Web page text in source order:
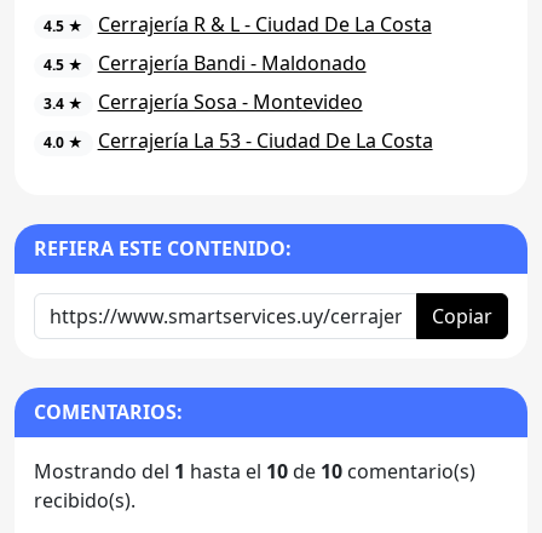
4.5 ★ Cerrajería R & L - Ciudad De La Costa
4.5 ★ Cerrajería Bandi - Maldonado
3.4 ★ Cerrajería Sosa - Montevideo
4.0 ★ Cerrajería La 53 - Ciudad De La Costa
REFIERA ESTE CONTENIDO:
Copiar
COMENTARIOS:
Mostrando del 1 hasta el 10de 10 comentario(s)
recibido(s).